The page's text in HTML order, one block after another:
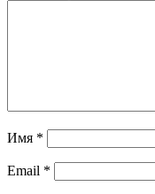
Имя *
Email *